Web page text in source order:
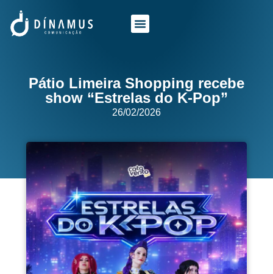
Pátio Limeira Shopping recebe
show “Estrelas do K-Pop”
26/02/2026